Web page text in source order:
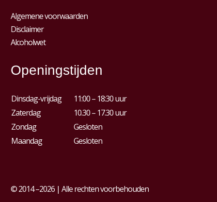
Algemene voorwaarden
Disclaimer
Alcoholwet
Openingstijden
Dinsdag-vrijdag
11:00 – 18:30 uur
Zaterdag
10.30 – 17.30 uur
Zondag
Gesloten
Maandag
Gesloten
© 2014 –2026 | Alle rechten voorbehouden